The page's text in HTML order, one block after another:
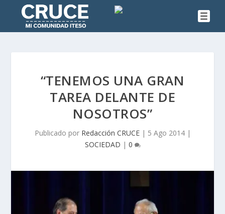
“TENEMOS UNA GRAN
TAREA DELANTE DE
NOSOTROS”
Publicado por Redacción CRUCE| 5 Ago 2014|
SOCIEDAD | 0